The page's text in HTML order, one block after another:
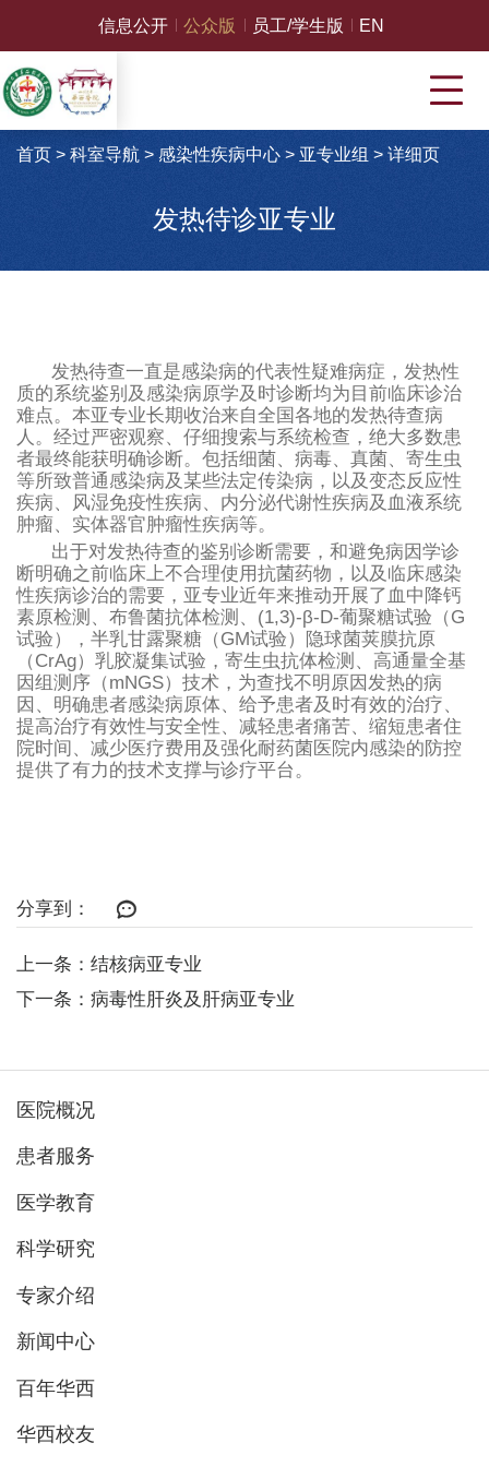
信息公开 公众版 员工/学生版 EN
首页 > 科室导航> 感染性疾病中心> 亚专业组 > 详细页
发热待诊亚专业
发热待查一直是感染病的代表性疑难病症，发热性
质的系统鉴别及感染病原学及时诊断均为目前临床诊治
难点。本亚专业长期收治来自全国各地的发热待查病
人。经过严密观察、仔细搜索与系统检查，绝大多数患
者最终能获明确诊断。包括细菌、病毒、真菌、寄生虫
等所致普通感染病及某些法定传染病，以及变态反应性
疾病、风湿免疫性疾病、内分泌代谢性疾病及血液系统
肿瘤、实体器官肿瘤性疾病等。
出于对发热待查的鉴别诊断需要，和避免病因学诊
断明确之前临床上不合理使用抗菌药物，以及临床感染
性疾病诊治的需要，亚专业近年来推动开展了血中降钙
素原检测、布鲁菌抗体检测、(1,3)-β-D-葡聚糖试验（G
试验），半乳甘露聚糖（GM试验）隐球菌荚膜抗原
（CrAg）乳胶凝集试验，寄生虫抗体检测、高通量全基
因组测序（mNGS）技术，为查找不明原因发热的病
因、明确患者感染病原体、给予患者及时有效的治疗、
提高治疗有效性与安全性、减轻患者痛苦、缩短患者住
院时间、减少医疗费用及强化耐药菌医院内感染的防控
提供了有力的技术支撑与诊疗平台。
分享到：
上一条：结核病亚专业
下一条：病毒性肝炎及肝病亚专业
医院概况
患者服务
医学教育
科学研究
专家介绍
新闻中心
百年华西
华西校友